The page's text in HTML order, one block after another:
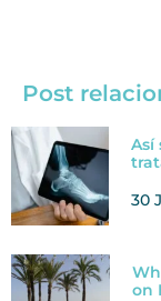
Post
Así
30
on